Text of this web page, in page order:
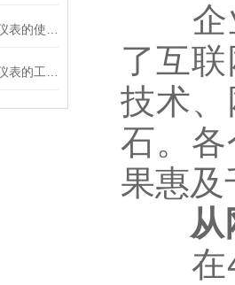
企业
了互
技术
石。
果惠及
从网
在4